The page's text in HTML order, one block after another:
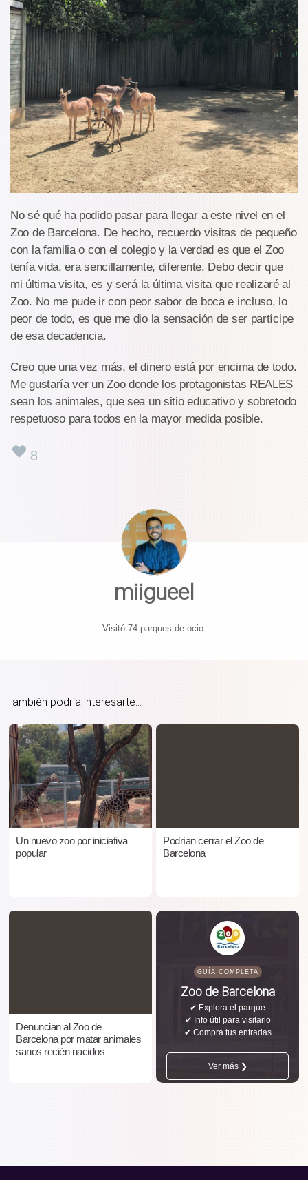
No sé qué ha podido pasar para llegar a este nivel en el
Zoo de Barcelona. De hecho, recuerdo visitas de pequeño
con la familia o con el colegio y la verdad es que el Zoo
tenía vida, era sencillamente, diferente. Debo decir que
mi última visita, es y será la última visita que realizaré al
Zoo. No me pude ir con peor sabor de boca e incluso, lo
peor de todo, es que me dio la sensación de ser partícipe
de esa decadencia.
Creo que una vez más, el dinero está por encima de todo.
Me gustaría ver un Zoo donde los protagonistas REALES
sean los animales, que sea un sitio educativo y sobretodo
respetuoso para todos en la mayor medida posible.
8
miigueel
Visitó 74 parques de ocio.
También podría interesarte...
Un nuevo zoo por iniciativa
popular
Podrían cerrar el Zoo de
Barcelona
Denuncian al Zoo de
Barcelona por matar animales
sanos recién nacidos
GUÍA COMPLETA
Zoo de Barcelona
✔ Explora el parque
✔ Info útil para visitarlo
✔ Compra tus entradas
Ver más ❯